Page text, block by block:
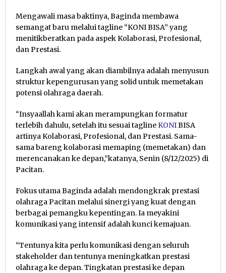
Mengawali masa baktinya, Baginda membawa
semangat baru melalui tagline “KONI BISA” yang
menitikberatkan pada aspek Kolaborasi, Profesional,
dan Prestasi.
Langkah awal yang akan diambilnya adalah menyusun
struktur kepengurusan yang solid untuk memetakan
potensi olahraga daerah.
“Insyaallah kami akan merampungkan formatur
terlebih dahulu, setelah itu sesuai taglineKONIBISA
artinya Kolaborasi, Profesional, dan Prestasi. Sama-
sama bareng kolaborasi memaping (memetakan) dan
merencanakan ke depan,”katanya, Senin (8/12/2025) di
Pacitan.
Fokus utama Baginda adalah mendongkrak prestasi
olahraga Pacitan melalui sinergi yang kuat dengan
berbagai pemangku kepentingan. Ia meyakini
komunikasi yang intensif adalah kunci kemajuan.
“Tentunya kita perlu komunikasi dengan seluruh
stakeholder dan tentunya meningkatkan prestasi
olahraga ke depan. Tingkatan prestasi ke depan